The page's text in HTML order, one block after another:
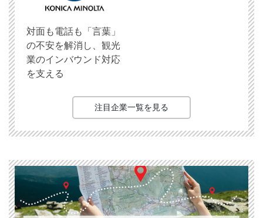
対面も電話も「言葉」
の不安を解消し、観光
業のインバウンド対応
を支える
注目企業一覧を見る